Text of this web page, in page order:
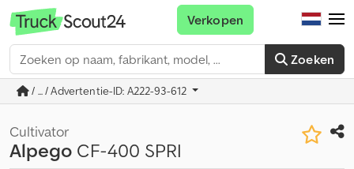
Zoeken
Verkopen
/ ... / Advertentie-ID: A222-93-612
Cultivator
Alpego CF-400 SPRI